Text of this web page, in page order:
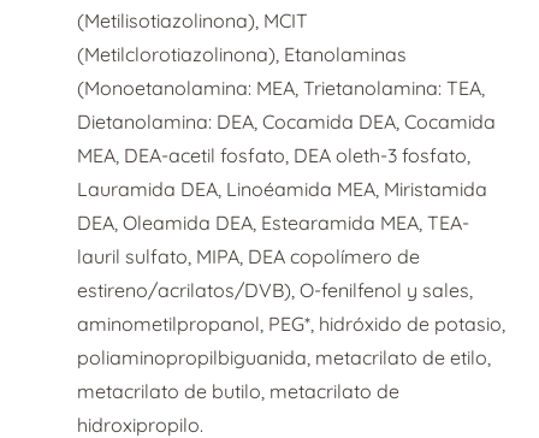
(Metilisotiazolinona), MCIT
(Metilclorotiazolinona), Etanolaminas
(Monoetanolamina: MEA, Trietanolamina: TEA,
Dietanolamina: DEA, Cocamida DEA, Cocamida
MEA, DEA-acetil fosfato, DEA oleth-3 fosfato,
Lauramida DEA, Linoéamida MEA, Miristamida
DEA, Oleamida DEA, Estearamida MEA, TEA-
lauril sulfato, MIPA, DEA copolímero de
estireno/acrilatos/DVB), O-fenilfenol y sales,
aminometilpropanol, PEG*, hidróxido de potasio,
poliaminopropilbiguanida, metacrilato de etilo,
metacrilato de butilo, metacrilato de
hidroxipropilo.